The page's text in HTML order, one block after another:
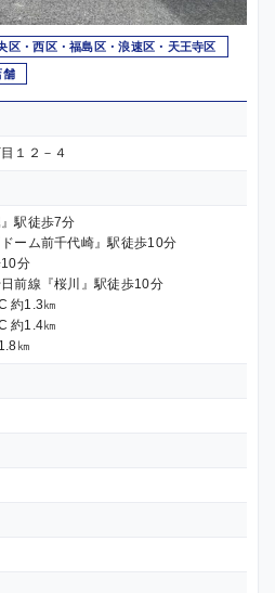
区・西区・福島区・浪速区・天王寺区
舗
１２－４
駅徒歩7分
ーム前千代崎』駅徒歩10分
分
前線『桜川』駅徒歩10分
約1.3㎞
約1.4㎞
㎞